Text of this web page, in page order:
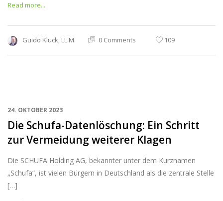
Read more...
Guido Kluck, LL.M. 0 Comments 109
24. OKTOBER 2023
Die Schufa-Datenlöschung: Ein Schritt
zur Vermeidung weiterer Klagen
Die SCHUFA Holding AG, bekannter unter dem Kurznamen
„Schufa“, ist vielen Bürgern in Deutschland als die zentrale Stelle
[…]